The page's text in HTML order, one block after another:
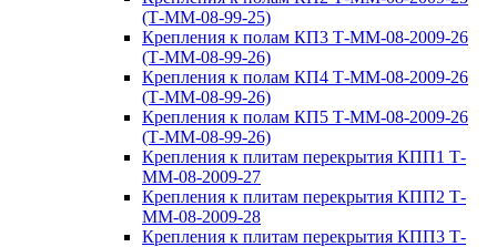
(Т-ММ-08-99-25)
Крепления к полам КП3 Т-ММ-08-2009-26
(Т-ММ-08-99-26)
Крепления к полам КП4 Т-ММ-08-2009-26
(Т-ММ-08-99-26)
Крепления к полам КП5 Т-ММ-08-2009-26
(Т-ММ-08-99-26)
Крепления к плитам перекрытия КПП1 Т-
ММ-08-2009-27
Крепления к плитам перекрытия КПП2 Т-
ММ-08-2009-28
Крепления к плитам перекрытия КПП3 Т-